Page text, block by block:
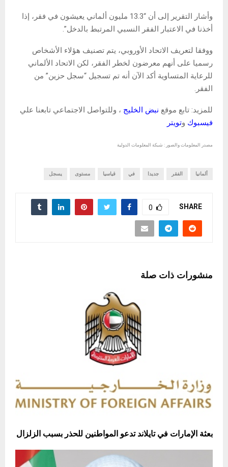
وأشار التقرير إلى أن “13.3 مليون ألماني يعيشون في فقر، إذا
أخذنا في الاعتبار الفقر النسبي المرتبط بالدخل”.
ووفقا لتعريف الاتحاد الأوروبي، يتم تصنيف هؤلاء الأشخاص
رسميا على أنهم معرضون لخطر الفقر، لكن الاتحاد الألماني
للرعاية المتساوية أكد الآن أنه تم تسجيل “سجل حزين” من
الفقر.
للمزيد: تابع موقع نبض الخليج ، وللتواصل الاجتماعي تابعنا علي
فيسبوك وتويتر
مصدر المعلومات والصور : شبكة المعلومات الدولية
ألمانيا الفقر جديدا في قياسيا مستوى يسجل
SHARE
0
منشورات ذات صلة
بعثة الإمارات في تايلاند تدعو المواطنين للحذر بسبب الزلزال